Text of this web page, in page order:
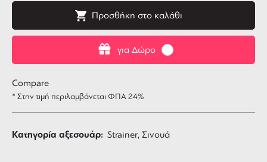
για Δώρο
Προσθήκη στο καλάθι
Compare
* Στην τιμή περιλαμβάνεται ΦΠΑ 24%
Κατηγορία αξεσουάρ: Strainer, Σινουά